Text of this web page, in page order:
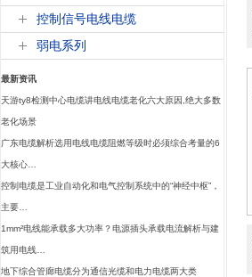
控制信号电线电缆
弱电系列
最新资讯
天游ty8检测中心电缆讲电线电缆老化六大原因,绝大多数
老化场景
广东电缆解析选用电线电缆阻燃等级时必须综合考量的6
大核心…
控制电缆是工业自动化和电气控制系统中的“神经中枢”，
主要…
1mm²电线能承载多大功率？电源插头承载电流解析与建
筑用电线…
地下综合管廊电缆分为通信光缆和电力电缆两大类